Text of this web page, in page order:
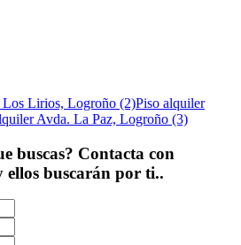
Lirios, Logroño (2)Piso alquiler
Avda. La Paz, Logroño (3)
buscas? Contacta con
ellos buscarán por ti..